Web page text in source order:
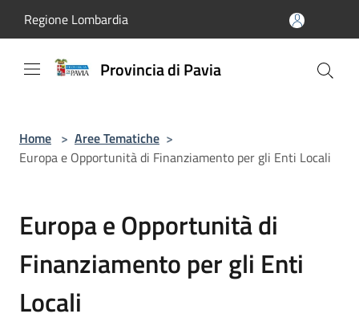
Regione Lombardia
Provincia di Pavia
Home > Aree Tematiche >
Europa e Opportunità di Finanziamento per gli Enti Locali
Europa e Opportunità di
Finanziamento per gli Enti
Locali